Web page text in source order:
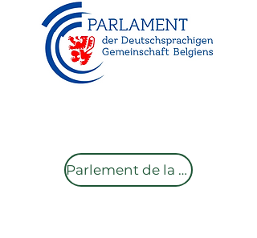
Parlement de la Communauté germanophone